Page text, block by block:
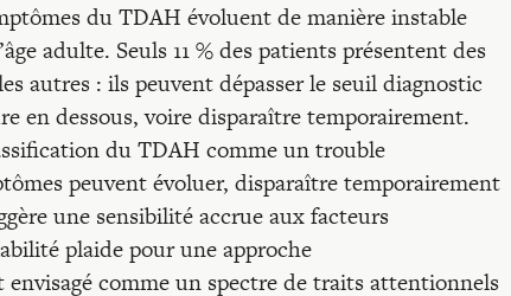
du TDAH évoluent de manière instable
adulte. Seuls 11 % des patients présentent des
autres : ils peuvent dépasser le seuil diagnostic
en dessous, voire disparaître temporairement.
du TDAH comme un trouble
peuvent évoluer, disparaître temporairement
une sensibilité accrue aux facteurs
plaide pour une approche
comme un spectre de traits attentionnels